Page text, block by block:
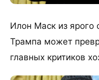
Илон Маск из ярого
Трампа может
главных критиков